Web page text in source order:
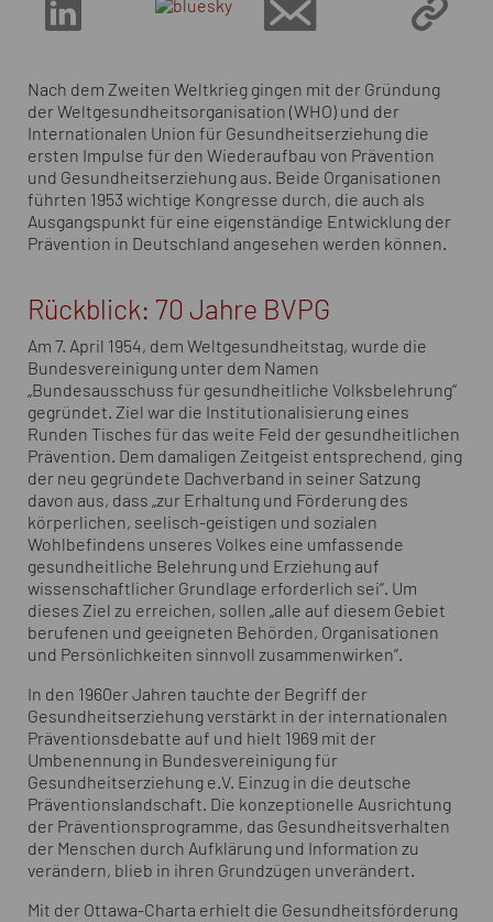
Nach dem Zweiten Weltkrieg gingen mit der Gründung
der Weltgesundheitsorganisation (WHO) und der
Internationalen Union für Gesundheitserziehung die
ersten Impulse für den Wiederaufbau von Prävention
und Gesundheitserziehung aus. Beide Organisationen
führten 1953 wichtige Kongresse durch, die auch als
Ausgangspunkt für eine eigenständige Entwicklung der
Prävention in Deutschland angesehen werden können.
Rückblick: 70 Jahre BVPG
Am 7. April 1954, dem Weltgesundheitstag, wurde die
Bundesvereinigung unter dem Namen
„Bundesausschuss für gesundheitliche Volksbelehrung“
gegründet. Ziel war die Institutionalisierung eines
Runden Tisches für das weite Feld der gesundheitlichen
Prävention. Dem damaligen Zeitgeist entsprechend, ging
der neu gegründete Dachverband in seiner Satzung
davon aus, dass „zur Erhaltung und Förderung des
körperlichen, seelisch-geistigen und sozialen
Wohlbefindens unseres Volkes eine umfassende
gesundheitliche Belehrung und Erziehung auf
wissenschaftlicher Grundlage erforderlich sei“. Um
dieses Ziel zu erreichen, sollen „alle auf diesem Gebiet
berufenen und geeigneten Behörden, Organisationen
und Persönlichkeiten sinnvoll zusammenwirken“.
In den 1960er Jahren tauchte der Begriff der
Gesundheitserziehung verstärkt in der internationalen
Präventionsdebatte auf und hielt 1969 mit der
Umbenennung in Bundesvereinigung für
Gesundheitserziehung e.V. Einzug in die deutsche
Präventionslandschaft. Die konzeptionelle Ausrichtung
der Präventionsprogramme, das Gesundheitsverhalten
der Menschen durch Aufklärung und Information zu
verändern, blieb in ihren Grundzügen unverändert.
Mit der Ottawa-Charta erhielt die Gesundheitsförderung